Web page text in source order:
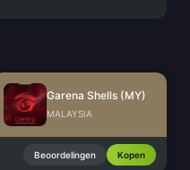
Garena Shells (MY)
MALAYSIA
Beoordelingen Kopen